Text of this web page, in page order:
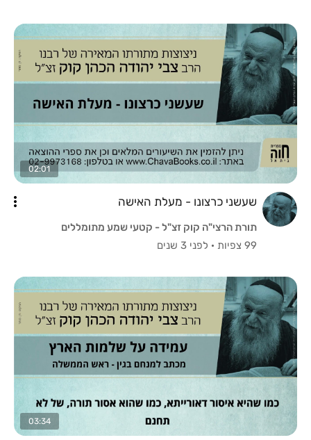
02:01
שעשני כרצונו - מעלת האישה
תורת הרצי"ה קוק זצ"ל - קטעי שמע מתומללים
99 צפיות
· לפני 3 שנים
03:34